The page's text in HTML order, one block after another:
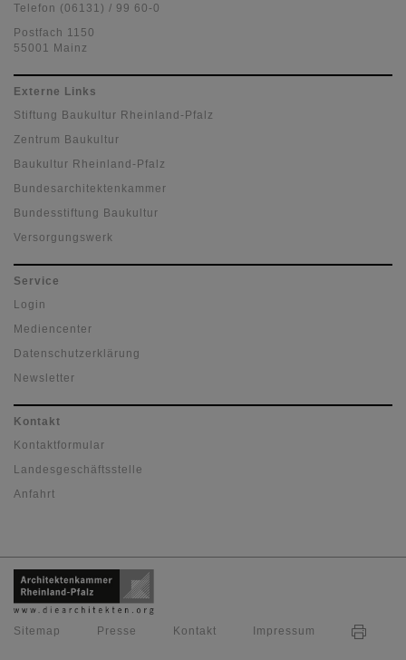
Telefon (06131) / 99 60-0
Postfach 1150
55001 Mainz
Externe Links
Stiftung Baukultur Rheinland-Pfalz
Zentrum Baukultur
Baukultur Rheinland-Pfalz
Bundesarchitektenkammer
Bundesstiftung Baukultur
Versorgungswerk
Service
Login
Mediencenter
Datenschutzerklärung
Newsletter
Kontakt
Kontaktformular
Landesgeschäftsstelle
Anfahrt
Sitemap Presse Kontakt Impressum